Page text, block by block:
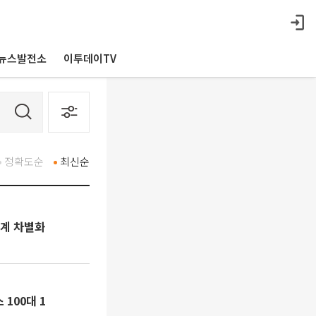
스발전소 이투데이TV
최신순
정확도순
차별화
100대 1